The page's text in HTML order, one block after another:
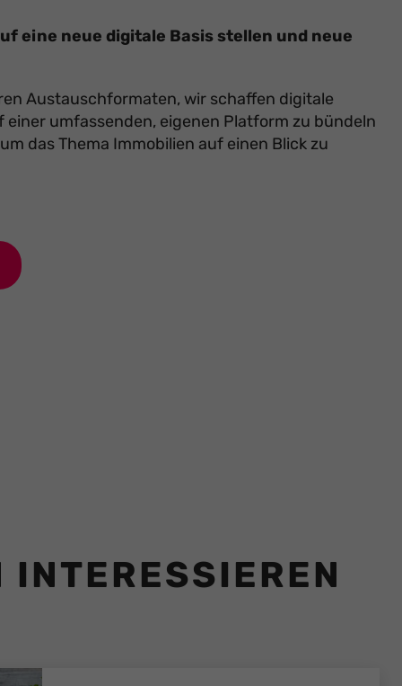
eine neue digitale Basis stellen und neue
Austauschformaten, wir schaffen digitale
umfassenden, eigenen Platform zu bündeln
das Thema Immobilien auf einen Blick zu